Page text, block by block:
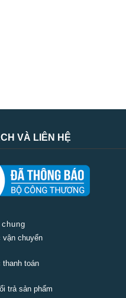
VÀ LIÊN HỆ
chuyển
toán
trả sản phẩm